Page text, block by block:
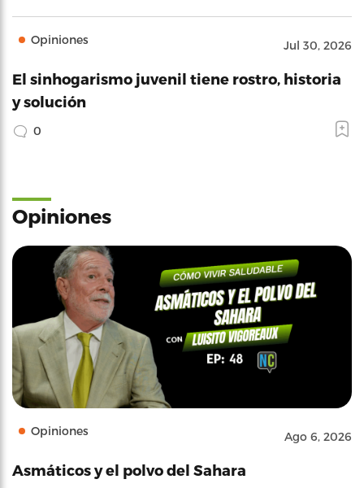
Opiniones Jul 30, 2026
El sinhogarismo juvenil tiene rostro, historia
y solución
0
Opiniones
Opiniones Ago 6, 2026
Asmáticos y el polvo del Sahara